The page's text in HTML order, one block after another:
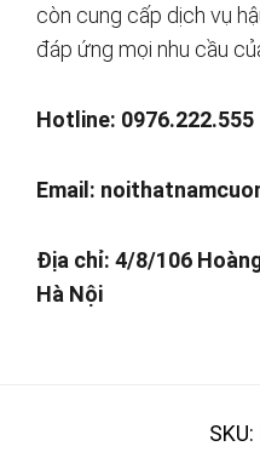
còn cung cấp dịch vụ
đáp ứng mọi nhu cầu
Hotline: 0976.222.555
Email:
Địa chỉ: 4/8/106
Hà Nội
SKU: